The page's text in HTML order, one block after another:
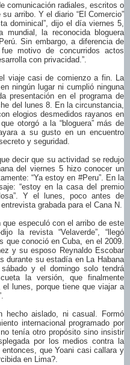
comunicación radiales, escritos o
arribo. Y el diario “El Comercio”
dominical”, dijo el día viernes 5,
mundial, la reconocida bloguera
Sin embargo, a diferencia de
motivo de concurridos actos
con privacidad.”.
viaje casi de comienzo a fin. La
ningún lugar ni cumplió ninguna
presentación en el programa de
del lunes 8. En la circunstancia,
elogios desmedidos rayanos en
otorgó a la “bloguera” más de
a su gusto en un encuentro
y seguridad.
decir que su actividad se redujo
del viernes 5 hizo conocer un
“Ya estoy en #Peru”. En la
“estoy en la casa del premio
Y el lunes, poco antes de
grabada para el Cana N.
especuló con el arribo de este
la revista “Velaverde”, “llegó
que conoció en Cuba, en el 2009.
y su esposo Reynaldo Escobar
durante su estadía en La Habana
y el domingo solo tendrá
la versión, que finalmente
lunes, porque tiene que viajar a
aislado, ni casual. Formó
internacional programado por
tenía otro propósito sino insistir
por los medios contra la
que Yoani casi callara y
en Lima?.